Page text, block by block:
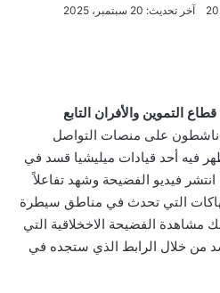
آخر تحديث: 20 سبتمبر، 2025
التموين والأفران التابع
ناشطون على منصات التواصل
فيه أحد قيادات ميليشيا قسد في
فيديو الفضيحة وشهد تفاعلاً
التي تحدث في مناطق سيطرة
مشاهدة الفضيحة الاخخلاقية التي
من خلال الرابط الذي ستجده في